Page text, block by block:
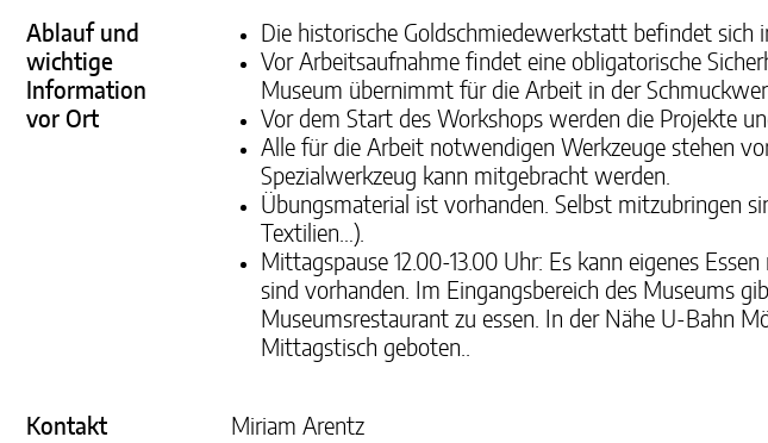
Ablauf und
wichtige
Information
vor Ort
Die historische Goldschmiedewerkstatt befindet sich
Vor Arbeitsaufnahme findet eine obligatorische
Museum übernimmt für die Arbeit in der
Vor dem Start des Workshops werden die Projekte
Alle für die Arbeit notwendigen Werkzeuge stehen
Spezialwerkzeug kann mitgebracht werden.
Übungsmaterial ist vorhanden. Selbst mitzubringen
Textilien…).
Mittagspause 12.00-13.00 Uhr: Es kann eigenes
sind vorhanden. Im Eingangsbereich des Museums
Museumsrestaurant zu essen. In der Nähe U-Bahn
Mittagstisch geboten..
Kontakt
Miriam Arentz